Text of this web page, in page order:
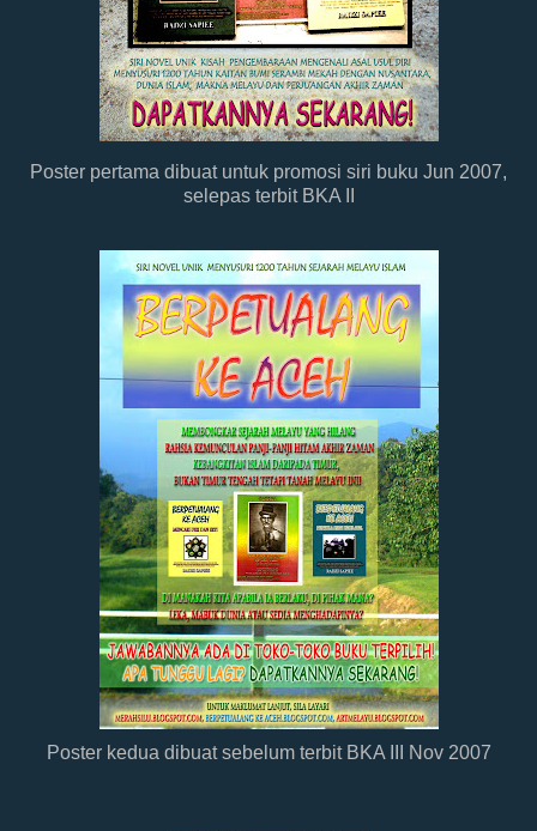
Poster pertama dibuat untuk promosi siri buku Jun 2007,
selepas terbit BKA II
Poster kedua dibuat sebelum terbit BKA III Nov 2007